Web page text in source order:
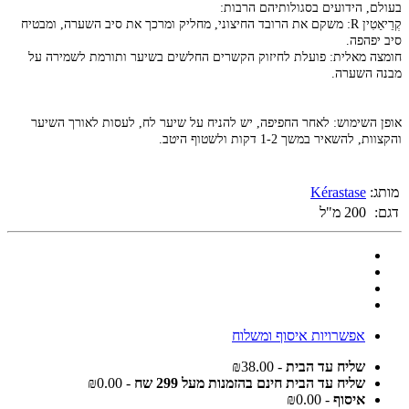
בעולם, הידועים בסגולותיהם הרבות:
קְרֵיאַטִין R: משקם את הרובד החיצוני, מחליק ומרכך את סיב השערה, ומבטיח
סיב יפהפה.
חומצה מאלית: פועלת לחיזוק הקשרים החלשים בשיער ותורמת לשמירה על
מבנה השערה.
אופן השימוש: לאחר החפיפה, יש להניח על שיער לח, לעסות לאורך השיער
והקצוות, להשאיר במשך 1-2 דקות ולשטוף היטב.
מותג: Kérastase
דגם: 200 מ"ל
אפשרויות איסוף ומשלוח
שליח עד הבית - ₪38.00
שליח עד הבית חינם בהזמנות מעל 299 שח
- ₪0.00
איסוף - ₪0.00